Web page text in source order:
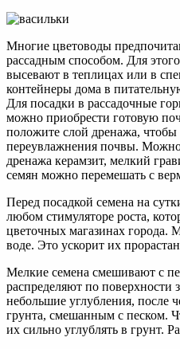
Многие цветоводы
рассадным способом. Для
высевают в теплицах или в
контейнеры дома в
Для посадки в рассадочные
можно приобрести готовую
положите слой дренажа, чтобы
переувлажнения почвы. Можно
дренажа керамзит, мелкий
семян можно перемешать с
Перед посадкой семена на
любом стимуляторе роста,
цветочных магазинах города.
воде. Это ускорит их
Мелкие семена смешивают с
распределяют по
небольшие углубления, после
грунта, смешанным с песком.
их сильно углублять в грунт.